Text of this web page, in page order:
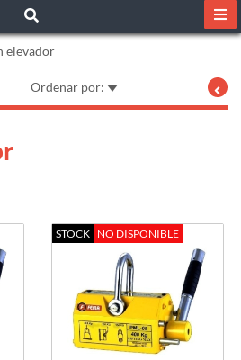
elevador
Ordenar por:
STOCK NO DISPONIBLE